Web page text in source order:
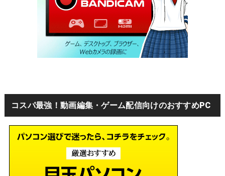
コスパ最強！動画編集・ゲーム配信向けのおすすめPC